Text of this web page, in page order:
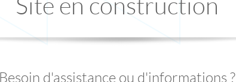
Site en construction
Besoin d'assistance ou d'informations ?